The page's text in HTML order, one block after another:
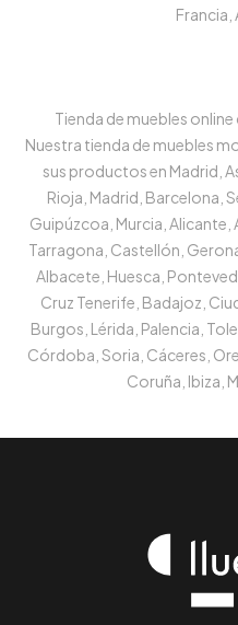
Francia,
Tienda de muebles
Nuestra tienda de muebles
sus productos en Madrid,
Rioja, Madrid, Barcelona,
Guipúzcoa, Murcia, Alicante,
Tarragona, Castellón,
Albacete, Huesca,
Cruz Tenerife, Badajoz,
Burgos, Lérida, Palencia,
Córdoba, Soria, Cáceres,
Coruña, Ibiza,